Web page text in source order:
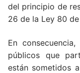
del principio de
26 de la Ley 80 de
En
públicos que
están sometidos